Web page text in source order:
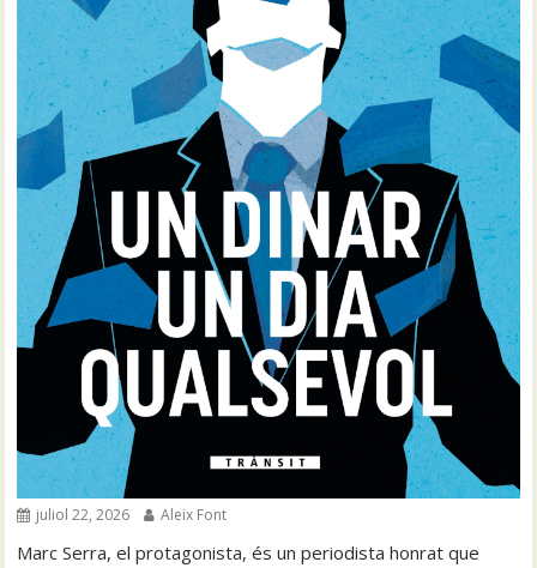
juliol 22, 2026 Aleix Font
Marc Serra, el protagonista, és un periodista honrat que